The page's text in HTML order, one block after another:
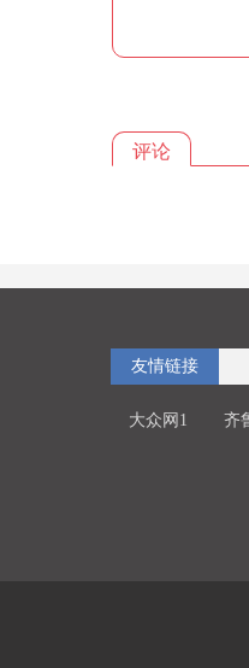
评论
友情链接
大众网1 齐